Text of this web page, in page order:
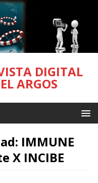
DIGITAL
ARGOS
IMMUNE
X INCIBE